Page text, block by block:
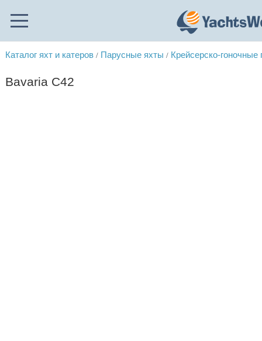
Каталог яхт и катеров / Парусные яхты / Крейсерско-
Bavaria C42